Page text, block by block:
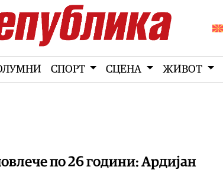
СПОРТ СЦЕНА ЖИВОТ
по 26 години: Ардијан